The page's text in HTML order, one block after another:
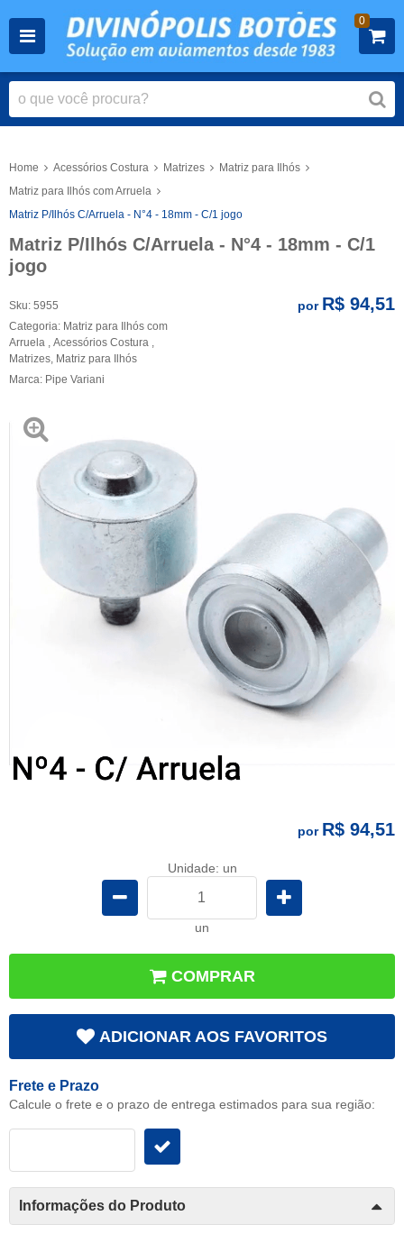
0
Home Acessórios Costura Matrizes
Matriz para Ilhós
Matriz para Ilhós com Arruela
Matriz P/Ilhós C/Arruela - N°4 - 18mm - C/1 jogo
Matriz P/Ilhós C/Arruela - N°4 - 18mm - C/1
jogo
Sku: 5955
Categoria: Matriz para Ilhós com
Arruela
Acessórios Costura
Matrizes Matriz para Ilhós
Marca: Pipe Variani
por R$ 94,51
por R$ 94,51
Unidade: un
un
COMPRAR
ADICIONAR AOS FAVORITOS
Frete e Prazo
Calcule o frete e o prazo de entrega estimados para sua região:
Informações do Produto